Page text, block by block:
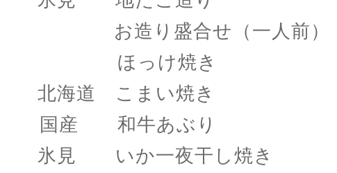
お造り盛合せ（一人前）
ほっけ焼き 七
北海道 こまい焼き
国産 和牛あぶり 一
氷見 いか一夜干し焼き